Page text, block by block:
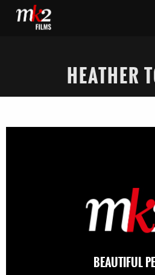
HEATHER
BEAUTIFUL